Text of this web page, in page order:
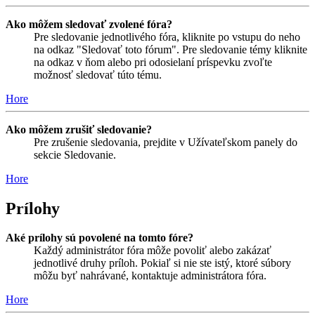
Ako môžem sledovať zvolené fóra?
Pre sledovanie jednotlivého fóra, kliknite po vstupu do neho
na odkaz "Sledovať toto fórum". Pre sledovanie témy kliknite
na odkaz v ňom alebo pri odosielaní príspevku zvoľte
možnosť sledovať túto tému.
Hore
Ako môžem zrušiť sledovanie?
Pre zrušenie sledovania, prejdite v Užívateľskom panely do
sekcie Sledovanie.
Hore
Prílohy
Aké prílohy sú povolené na tomto fóre?
Každý administrátor fóra môže povoliť alebo zakázať
jednotlivé druhy príloh. Pokiaľ si nie ste istý, ktoré súbory
môžu byť nahrávané, kontaktuje administrátora fóra.
Hore